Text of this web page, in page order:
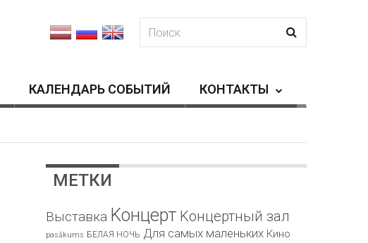
КАЛЕНДАРЬ СОБЫТИЙ КОНТАКТЫ
МЕТКИ
Bыставка Kонцерт Kонцертный зал
pasākums БЕЛАЯ НОЧЬ Для самых маленьких Кино